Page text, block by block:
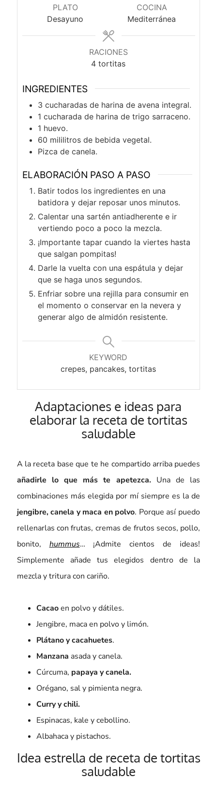
PLATO
Desayuno
COCINA
Mediterránea
RACIONES
4 tortitas
INGREDIENTES
3 cucharadas de harina de avena integral.
1 cucharada de harina de trigo sarraceno.
1 huevo.
60 mililitros de bebida vegetal.
Pizca de canela.
ELABORACIÓN PASO A PASO
Batir todos los ingredientes en una
batidora y dejar reposar unos minutos.
Calentar una sartén antiadherente e ir
vertiendo poco a poco la mezcla.
¡Importante tapar cuando la viertes hasta
que salgan pompitas!
Darle la vuelta con una espátula y dejar
que se haga unos segundos.
Enfriar sobre una rejilla para consumir en
el momento o conservar en la nevera y
generar algo de almidón resistente.
KEYWORD
crepes, pancakes, tortitas
Adaptaciones e ideas para
elaborar la receta de tortitas
saludable
A la receta base que te he compartido arriba puedes
añadirle lo que más te apetezca.Una de las
combinaciones más elegida por mí siempre es la de
jengibre, canela y maca en polvo. Porque así puedo
rellenarlas con frutas, cremas de frutos secos, pollo,
bonito, hummus… ¡Admite cientos de ideas!
Simplemente añade tus elegidos dentro de la
mezcla y tritura con cariño.
Cacaoen polvo y dátiles.
Jengibre, maca en polvo y limón.
Plátano y cacahuetes.
Manzana asada y canela.
Cúrcuma, papaya y canela.
Orégano, sal y pimienta negra.
Curry y chili.
Espinacas, kale y cebollino.
Albahaca y pistachos.
Idea estrella de receta de tortitas
saludable